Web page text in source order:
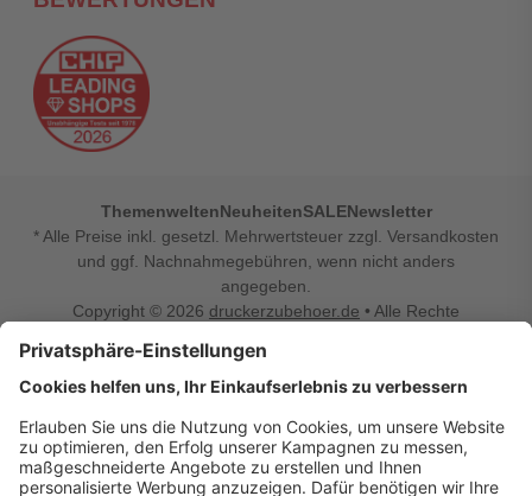
ThemenweltenNeuheitenSALENewsletter
* Alle Preise inkl. gesetzl. Mehrwertsteuer zzgl. Versandkosten
und ggf. Nachnahmegebühren, wenn nicht anders
angegeben.
Copyright © 2026 druckerzubehoer.de • Alle Rechte
Vertrag widerrufen
Druckerzubehoer.de – preiswerte Qualität für Ihr Office
Sie sind auf der Suche nach dem passenden Druckerzubehör
oder Zubehör für das Büro, den Computer oder Ihr
Smartphone? Dann sind Sie bei Druckerzubehoer.de genau